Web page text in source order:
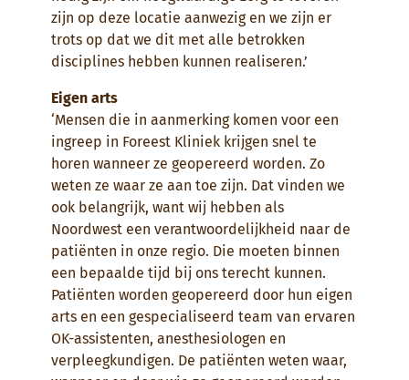
zijn op deze locatie aanwezig en we zijn er
trots op dat we dit met alle betrokken
disciplines hebben kunnen realiseren.’
Eigen arts
‘Mensen die in aanmerking komen voor een
ingreep in Foreest Kliniek krijgen snel te
horen wanneer ze geopereerd worden. Zo
weten ze waar ze aan toe zijn. Dat vinden we
ook belangrijk, want wij hebben als
Noordwest een verantwoordelijkheid naar de
patiënten in onze regio. Die moeten binnen
een bepaalde tijd bij ons terecht kunnen.
Patiënten worden geopereerd door hun eigen
arts en een gespecialiseerd team van ervaren
OK-assistenten, anesthesiologen en
verpleegkundigen. De patiënten weten waar,